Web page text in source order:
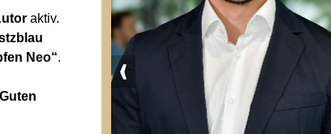
aktiv.
Neo“.